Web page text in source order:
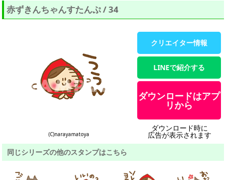
赤ずきんちゃんすたんぷ / 34
(C)narayamatoya
クリエイター情報
LINEで紹介する
ダウンロードはアプ
リから
ダウンロード時に
広告が表示されます
同じシリーズの他のスタンプはこちら